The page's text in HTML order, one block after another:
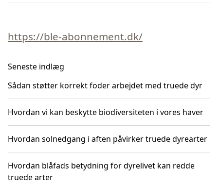
https://ble-abonnement.dk/
Seneste indlæg
Sådan støtter korrekt foder arbejdet med truede dyr
Hvordan vi kan beskytte biodiversiteten i vores haver
Hvordan solnedgang i aften påvirker truede dyrearter
Hvordan blåfads betydning for dyrelivet kan redde
truede arter